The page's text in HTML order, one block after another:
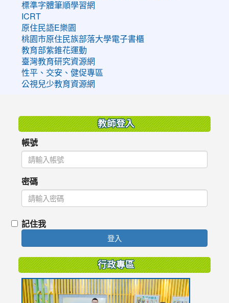
標準字體筆順學習網
ICRT
原住民語E樂園
桃園市原住民族部落大學電子書櫃
教育部紫錐花運動
臺灣教育研究資源網
性平、交安、健促專區
公視兒少教育資源網
教師登入
帳號
密碼
記住我
登入
行政專區